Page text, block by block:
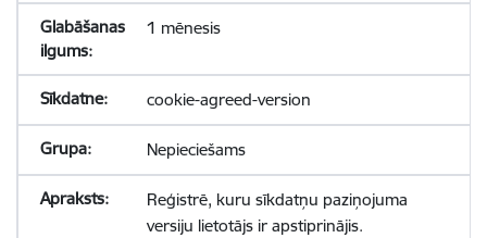
1 mēnesis
cookie-agreed-version
Nepieciešams
Reģistrē, kuru sīkdatņu paziņojuma
versiju lietotājs ir apstiprinājis.